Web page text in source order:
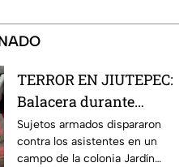
TERROR EN JIUTEPEC:
Balacera durante
partido de futbol deja
tres heridos
Sujetos armados dispararon
contra los asistentes en un
campo de la colonia Jardín